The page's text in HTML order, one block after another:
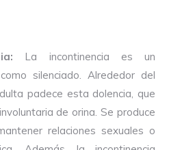
La incontinencia es un
silenciado. Alrededor del
padece esta dolencia, que
de orina. Se produce
relaciones sexuales o